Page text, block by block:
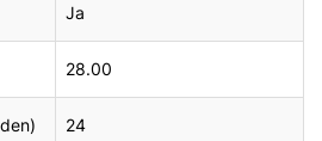
Ja
28.00
24